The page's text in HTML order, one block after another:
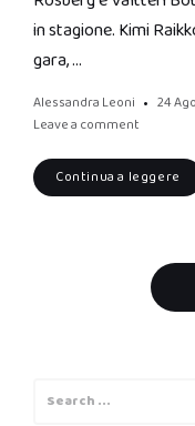
in stagione. Kimi
gara, …
Alessandra Leoni 24
Leave a comment
Continua a leggere
navigation
for: